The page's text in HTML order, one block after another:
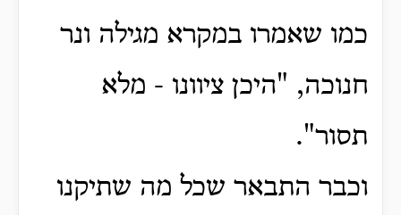
כמו שאמרו במקרא מגילה ונר
חנוכה, "היכן ציוונו - מלא
תסור".
וכבר התבאר שכל מה שתיקנו